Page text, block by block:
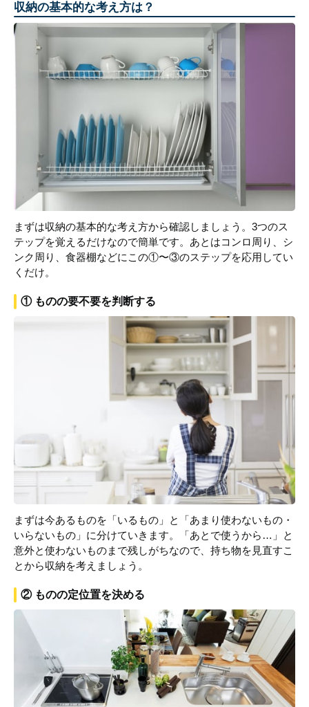
収納の基本的な考え方は？
まずは収納の基本的な考え方から確認しましょう。3つのス
テップを覚えるだけなので簡単です。あとはコンロ周り、シ
ンク周り、食器棚などにこの①〜③のステップを応用してい
くだけ。
① ものの要不要を判断する
まずは今あるものを「いるもの」と「あまり使わないもの・
いらないもの」に分けていきます。「あとで使うから…」と
意外と使わないものまで残しがちなので、持ち物を見直すこ
とから収納を考えましょう。
② ものの定位置を決める